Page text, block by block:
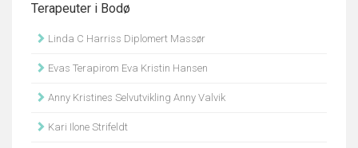
Terapeuter i Bodø
Linda C Harriss Diplomert Massør
Evas Terapirom Eva Kristin Hansen
Anny Kristines Selvutvikling Anny Valvik
Kari Ilone Strifeldt